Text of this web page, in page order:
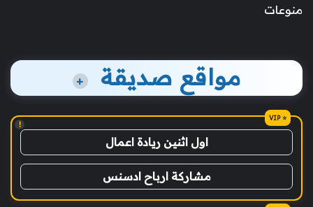
منوعات
مواقع صديقة +
!
اول اثنين ريادة اعمال
مشاركة ارباح ادسنس